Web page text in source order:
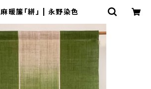
麻暖簾「絣」 | 永野染色